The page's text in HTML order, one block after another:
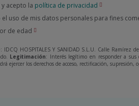
acepto la política de privacidad
uso de mis datos personales para fines
de edad
: IDCQ HOSPITALES Y SANIDAD S.L.U. Calle Ramírez
Legitimación: Interés legítimo en responder a sus
ejercer los derechos de acceso, rectificación,